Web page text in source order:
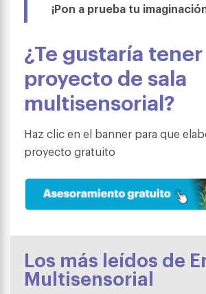
¡Pon a prueba tu
¿Te gustaría
proyecto de sala
multisensorial?
Haz clic en el banner para que
proyecto gratuito
Los más leídos de
Multisensorial